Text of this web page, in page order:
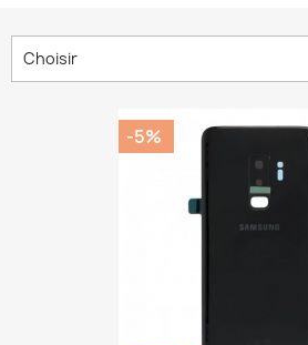
Choisir
-5%